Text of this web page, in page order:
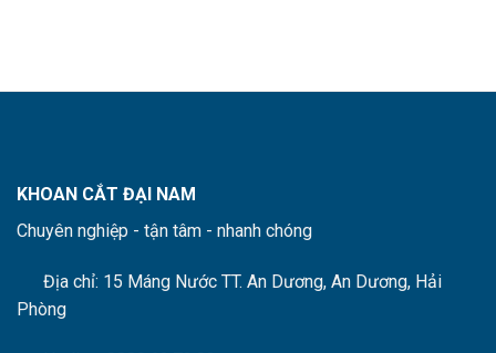
KHOAN CẮT ĐẠI NAM
Chuyên nghiệp - tận tâm - nhanh chóng
Địa chỉ: 15 Máng Nước TT. An Dương, An Dương, Hải
Phòng